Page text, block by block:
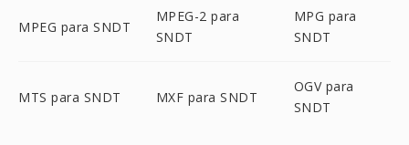
MPEG para SNDT
MPEG-2 para
SNDT
MPG para
SNDT
MTS para SNDT MXF para SNDT
OGV para
SNDT